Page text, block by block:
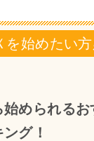
を始めたい方
始められる
グ！